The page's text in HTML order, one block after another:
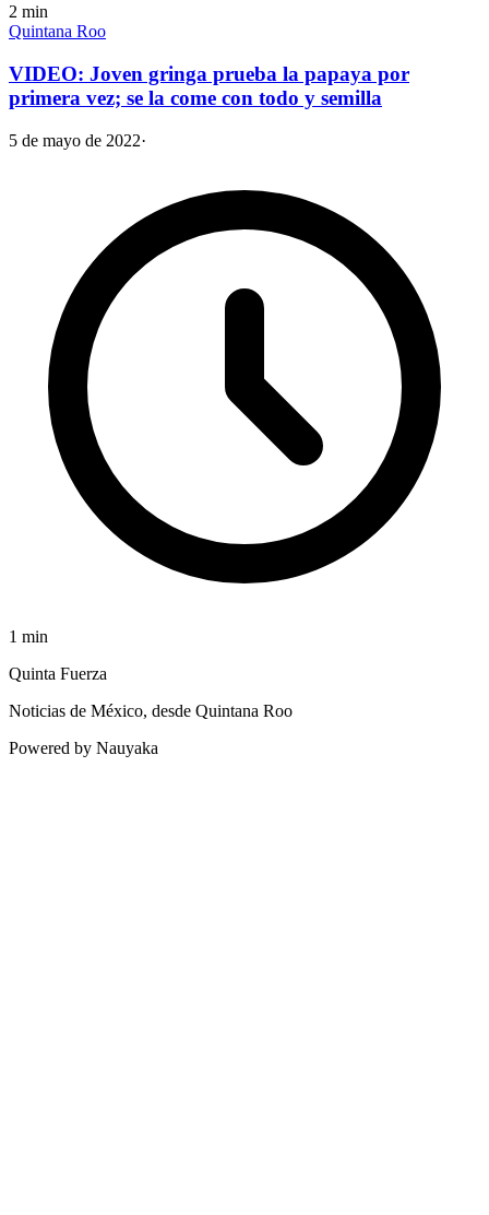
2 min
Quintana Roo
VIDEO: Joven gringa prueba la papaya por
primera vez; se la come con todo y semilla
5 de mayo de 2022·
1 min
Quinta Fuerza
Noticias de México, desde Quintana Roo
Powered by Nauyaka